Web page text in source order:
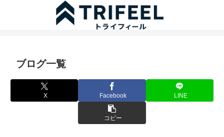
ブログ一覧
X Facebook LINE
コピー